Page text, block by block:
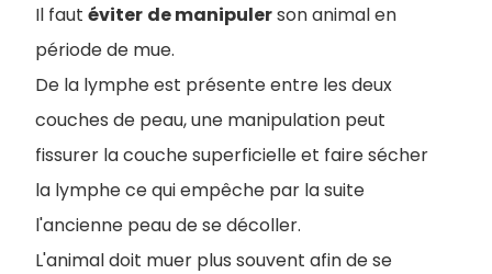
Il faut éviter de manipulerson animal en
période de mue.
De la lymphe est présente entre les deux
couches de peau, une manipulation peut
fissurer la couche superficielle et faire sécher
la lymphe ce qui empêche par la suite
l'ancienne peau de se décoller.
L'animal doit muer plus souvent afin de se